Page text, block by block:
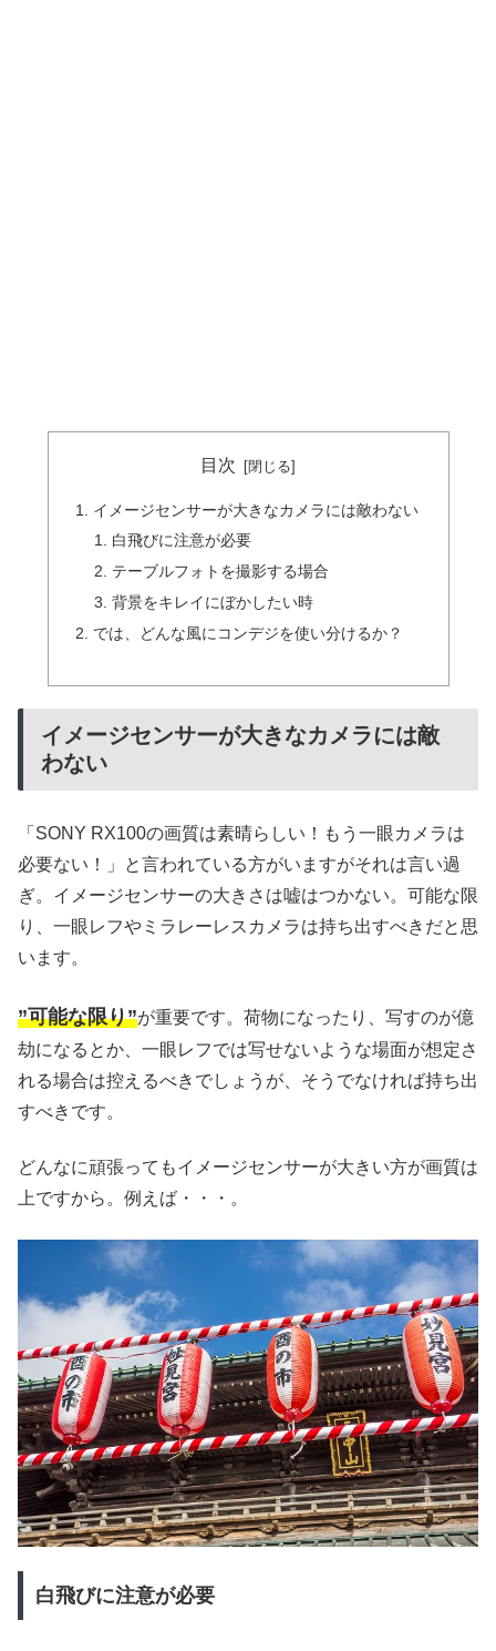
目次
イメージセンサーが大きなカメラには敵わない
白飛びに注意が必要
テーブルフォトを撮影する場合
背景をキレイにぼかしたい時
では、どんな風にコンデジを使い分けるか？
イメージセンサーが大きなカメラには敵
わない
「SONY RX100の画質は素晴らしい！もう一眼カメラは
必要ない！」と言われている方がいますがそれは言い過
ぎ。イメージセンサーの大きさは嘘はつかない。可能な限
り、一眼レフやミラレーレスカメラは持ち出すべきだと思
います。
”可能な限り”が重要です。荷物になったり、写すのが億
劫になるとか、一眼レフでは写せないような場面が想定さ
れる場合は控えるべきでしょうが、そうでなければ持ち出
すべきです。
どんなに頑張ってもイメージセンサーが大きい方が画質は
上ですから。例えば・・・。
白飛びに注意が必要